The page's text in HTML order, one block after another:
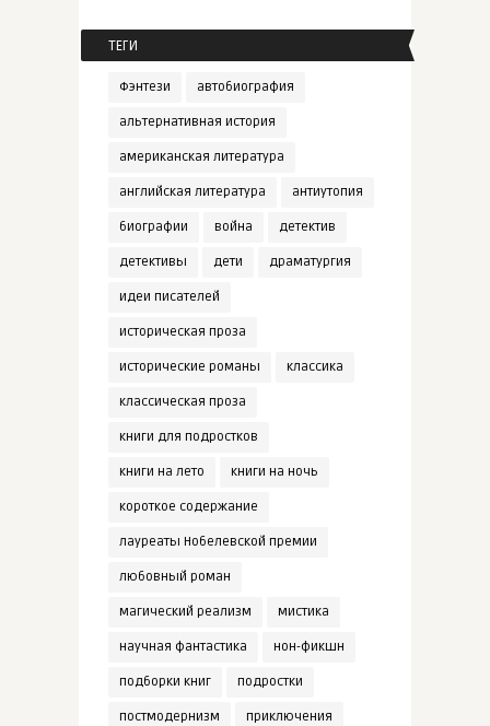
ТЕГИ
Фэнтези автобиография
альтернативная история
американская литература
английская литература антиутопия
биографии война детектив
детективы дети драматургия
идеи писателей
историческая проза
исторические романы классика
классическая проза
книги для подростков
книги на лето книги на ночь
короткое содержание
лауреаты Нобелевской премии
любовный роман
магический реализм мистика
научная фантастика нон-фикшн
подборки книг подростки
постмодернизм приключения